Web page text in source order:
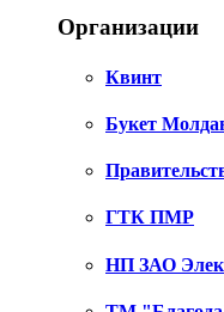
Организации
Квинт
Букет
ГТК ПМР
НП ЗАО